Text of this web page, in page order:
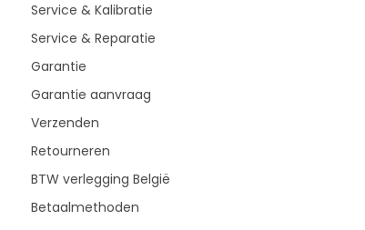
Service & Kalibratie
Service & Reparatie
Garantie
Garantie aanvraag
Verzenden
Retourneren
BTW verlegging België
Betaalmethoden